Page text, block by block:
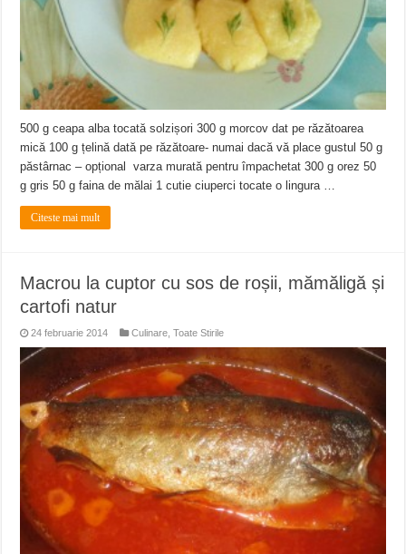
500 g ceapa alba tocată solzișori 300 g morcov dat pe răzătoarea
mică 100 g țelină dată pe răzătoare- numai dacă vă place gustul 50 g
păstârnac – opțional varza murată pentru împachetat 300 g orez 50
g gris 50 g faina de mălai 1 cutie ciuperci tocate o lingura …
Citeste mai mult
Macrou la cuptor cu sos de roșii, mămăligă și
cartofi natur
24 februarie 2014 Culinare ,Toate Stirile